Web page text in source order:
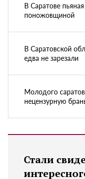
В Саратове
поножовщиной
В Саратовской
едва не зарезали
Молодого
нецензурную
Стали